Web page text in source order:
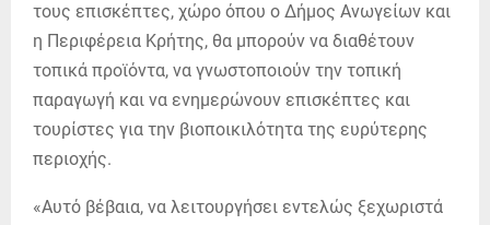
τους επισκέπτες, χώρο όπου ο Δήμος Ανωγείων και
η Περιφέρεια Κρήτης, θα μπορούν να διαθέτουν
τοπικά προϊόντα, να γνωστοποιούν την τοπική
παραγωγή και να ενημερώνουν επισκέπτες και
τουρίστες για την βιοποικιλότητα της ευρύτερης
περιοχής.
«Αυτό βέβαια, να λειτουργήσει εντελώς ξεχωριστά